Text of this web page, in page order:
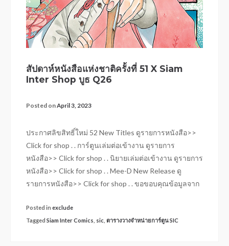
สัปดาห์หนังสือแห่งชาติครั้งที่ 51 X Siam
Inter Shop บูธ Q26
Posted onApril 3, 2023
ประกาศลิขสิทธิ์ใหม่ 52 New Titles ดูรายการหนังสือ>>
Click for shop . . การ์ตูนเล่มต่อเข้างาน ดูรายการ
หนังสือ>> Click for shop . . นิยายเล่มต่อเข้างาน ดูรายการ
หนังสือ>> Click for shop . . Mee-D New Release ดู
รายการหนังสือ>> Click for shop . . ขอขอบคุณข้อมูลจาก
Posted in exclude
Tagged Siam Inter Comics sic ตารางวางจำหน่ายการ์ตูน SIC